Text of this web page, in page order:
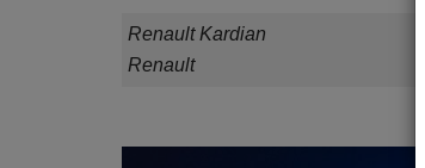
Renault Kardian
Renault